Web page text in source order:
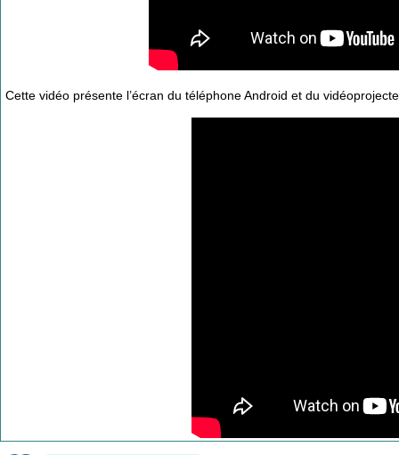
Cette vidéo présente l’écran du téléphone Android et du